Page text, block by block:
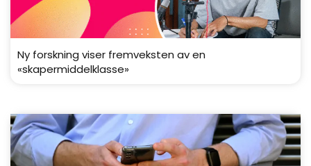
Ny forskning viser fremveksten av en
«skapermiddelklasse»